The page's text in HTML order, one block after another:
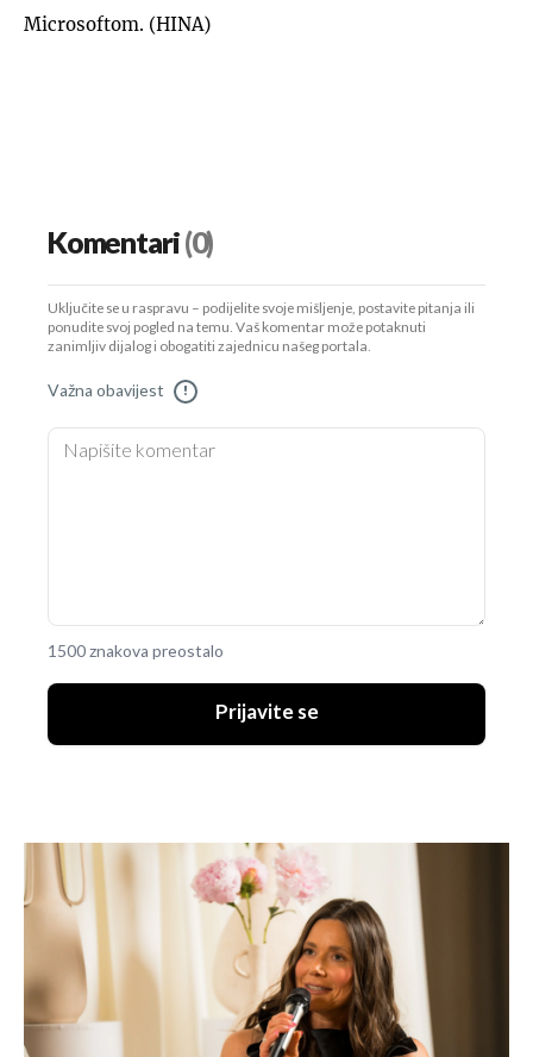
Microsoftom. (HINA)
Komentari(0)
Uključite se u raspravu – podijelite svoje mišljenje, postavite pitanja ili
ponudite svoj pogled na temu. Vaš komentar može potaknuti
zanimljiv dijalog i obogatiti zajednicu našeg portala.
Važna obavijest !
1500 znakova preostalo
Prijavite se